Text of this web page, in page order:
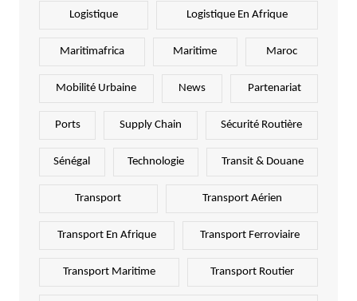
Logistique Logistique En Afrique
Maritimafrica Maritime Maroc
Mobilité Urbaine News Partenariat
Ports Supply Chain Sécurité Routière
Sénégal Technologie Transit & Douane
Transport Transport Aérien
Transport En Afrique Transport Ferroviaire
Transport Maritime Transport Routier